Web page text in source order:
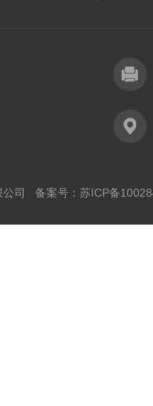
公司 备案号： 苏ICP备